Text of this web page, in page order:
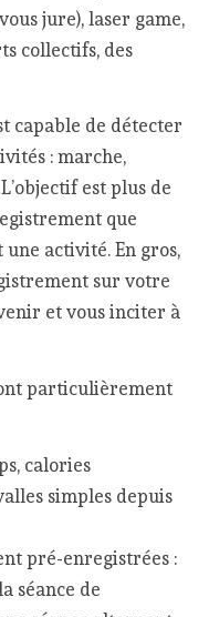
jure), laser game,
collectifs, des
capable de détecter
: marche,
est plus de
que
activité. En gros,
sur votre
et vous inciter à
particulièrement
calories
simples depuis
pré-enregistrées :
séance de